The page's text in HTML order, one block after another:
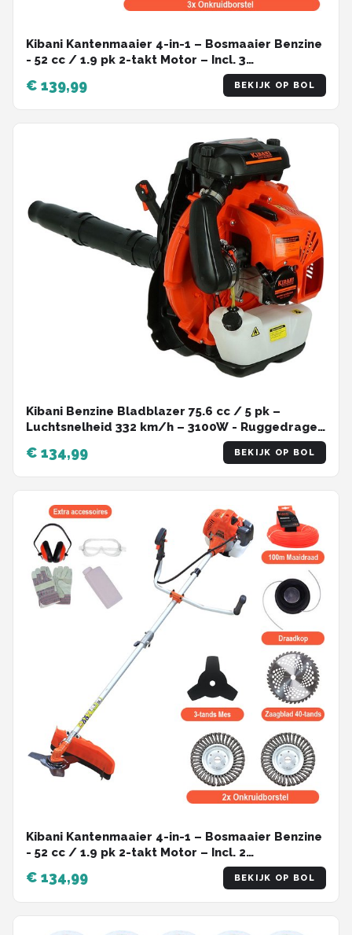
Kibani Kantenmaaier 4-in-1 – Bosmaaier Benzine
- 52 cc / 1.9 pk 2-takt Motor – Incl. 3
Onkruidborstels, Maaidraad, Zaagblad 40-tands
en Veiligheidsset
€ 139,99 BEKIJK OP BOL
Kibani Benzine Bladblazer 75.6 cc / 5 pk –
Luchtsnelheid 332 km/h – 3100W - Ruggedrager
€ 134,99 BEKIJK OP BOL
Kibani Kantenmaaier 4-in-1 – Bosmaaier Benzine
- 52 cc / 1.9 pk 2-takt Motor – Incl. 2
Onkruidborstels, Maaidraad, Zaagblad 40-tands
en Veiligheidsset
€ 134,99 BEKIJK OP BOL